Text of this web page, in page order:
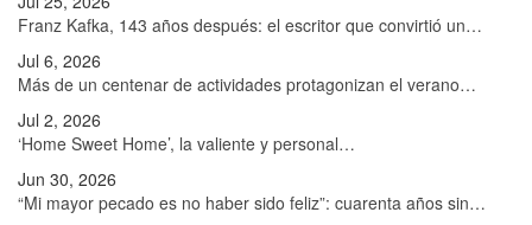
Franz Kafka, 143 años después: el escritor que convirtió un…
Jul 6, 2026
Más de un centenar de actividades protagonizan el verano…
Jul 2, 2026
‘Home Sweet Home’, la valiente y personal…
Jun 30, 2026
“Mi mayor pecado es no haber sido feliz”: cuarenta años sin…